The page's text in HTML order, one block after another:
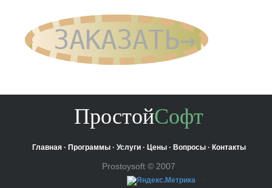
ЗАКАЗАТЬ→
ПростойСофт
Главная· Программы· Услуги· Цены· Вопросы· Контакты
Prostoysoft © 2007